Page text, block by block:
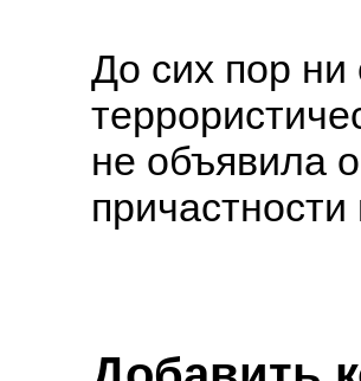
До сих пор ни
не объявила